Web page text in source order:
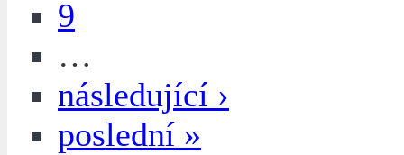
9
…
následující ›
poslední »